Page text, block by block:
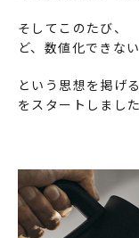
そしてこのたび、
ど、数値化できな
という思想を掲げ
をスタートしました